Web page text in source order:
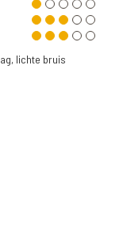
lichte bruis